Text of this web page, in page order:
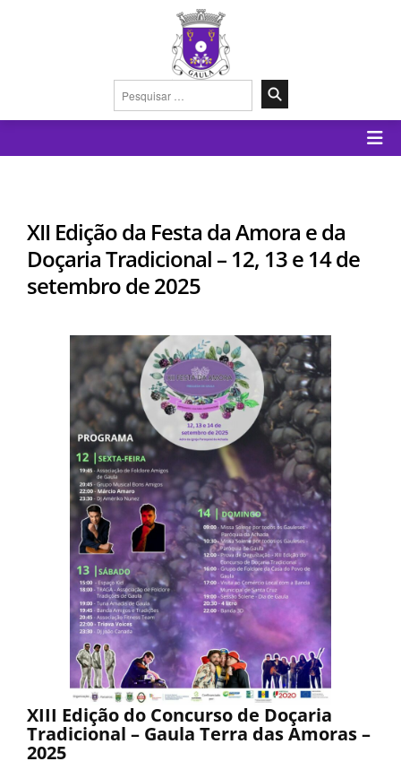
Pesquisar
por:
XII Edição da Festa da Amora e da
Doçaria Tradicional – 12, 13 e 14 de
setembro de 2025
XIII Edição do Concurso de Doçaria
Tradicional – Gaula Terra das Amoras –
2025